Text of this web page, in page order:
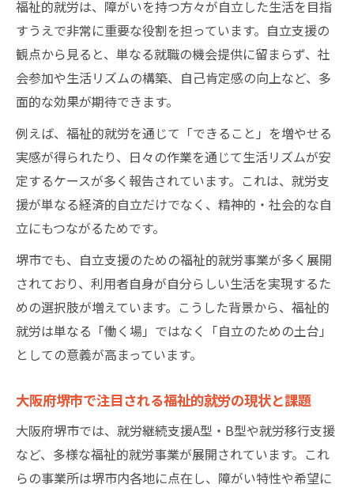
堺市での福祉的就労支援の選択肢と特徴を
知る
自分に合う就労支援を堺市で見つけるため
の視点
解説
堺市の就労支援事業所の利用手順とポイン
ト紹介
就労支援A・B型の違いと堺市での選び方の
就労移行支援を活かすための堺市最新動向
堺市の就労移行支援最新トレンドと福祉的
就労の関係
就労移行支援事業所選びで重視すべきポイ
就労移行支援を活用した堺市の実践事例を
紹介
福祉的就労利用者の声から見る支援の実際
堺市での就労移行支援の課題と今後の展望
福祉的就労は、障がいを持つ方々が自立した生活を目指
すうえで非常に重要な役割を担っています。自立支援の
観点から見ると、単なる就職の機会提供に留まらず、社
会参加や生活リズムの構築、自己肯定感の向上など、多
面的な効果が期待できます。
例えば、福祉的就労を通じて「できること」を増やせる
実感が得られたり、日々の作業を通じて生活リズムが安
定するケースが多く報告されています。これは、就労支
援が単なる経済的自立だけでなく、精神的・社会的な自
立にもつながるためです。
堺市でも、自立支援のための福祉的就労事業が多く展開
されており、利用者自身が自分らしい生活を実現するた
めの選択肢が増えています。こうした背景から、福祉的
就労は単なる「働く場」ではなく「自立のための土台」
としての意義が高まっています。
大阪府堺市で注目される福祉的就労の現状と課題
大阪府堺市では、就労継続支援A型・B型や就労移行支援
など、多様な福祉的就労事業が展開されています。これ
らの事業所は堺市内各地に点在し、障がい特性や希望に